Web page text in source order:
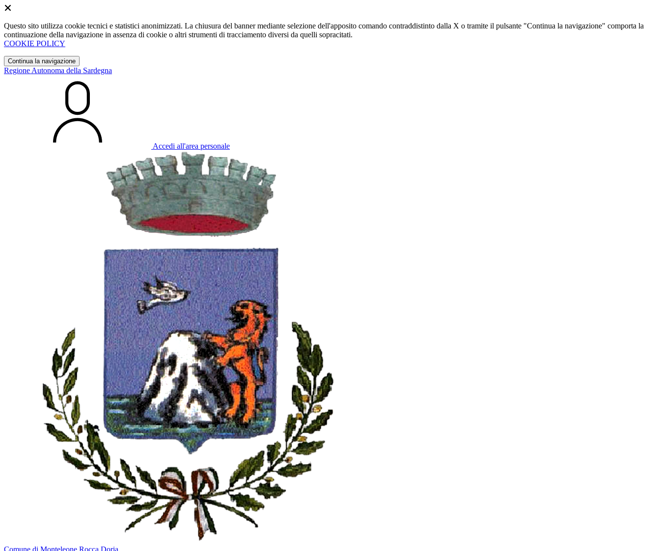
Questo sito utilizza cookie tecnici e statistici anonimizzati. La chiusura del banner mediante selezione dell'apposito comando contraddistinto dalla X o tramite il pulsante "Continua la navigazione" comporta la
continuazione della navigazione in assenza di cookie o altri strumenti di tracciamento diversi da quelli sopracitati.
COOKIE POLICY
Continua la navigazione
Regione Autonoma della Sardegna
Accedi all'area personale
Comune di Monteleone Rocca Doria